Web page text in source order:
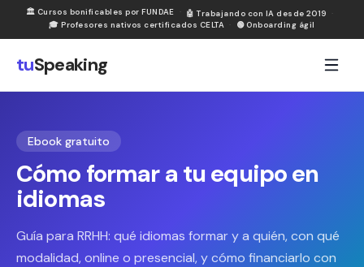
🏛 Cursos bonificables por FUNDAE 🤖 Trabajando con IA desde 2019
🎓 Profesores nativos certificados CELTA 🟢Onboarding ágil
tuSpeaking
Ebook gratuito
Cómo formar a tu equipo en
idiomas
Guía para RRHH: qué idiomas formar y a quién, con qué
modalidad, online o presencial, y cómo financiarlo con